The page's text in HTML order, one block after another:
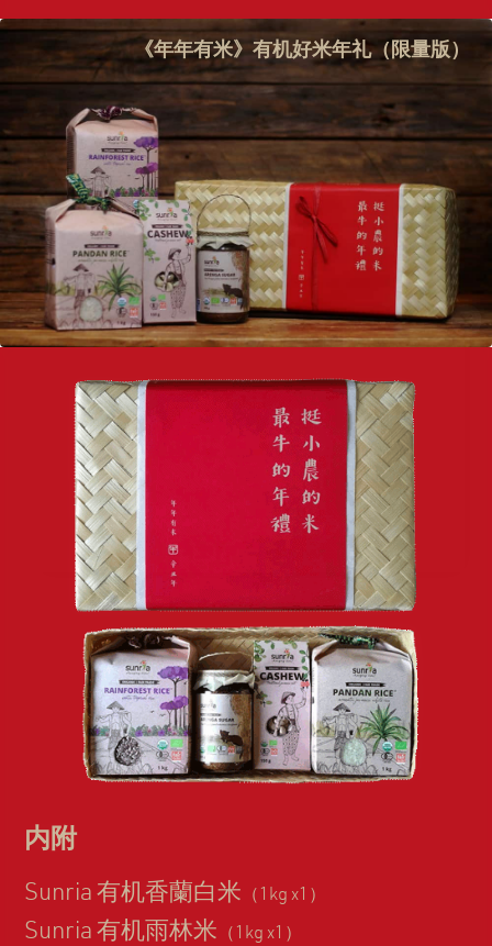
《年年有米》有机好米年礼（限量版）
内附
Sunria 有机香蘭白米 （1kg x1）
Sunria 有机雨林米 （1kg x1）
×